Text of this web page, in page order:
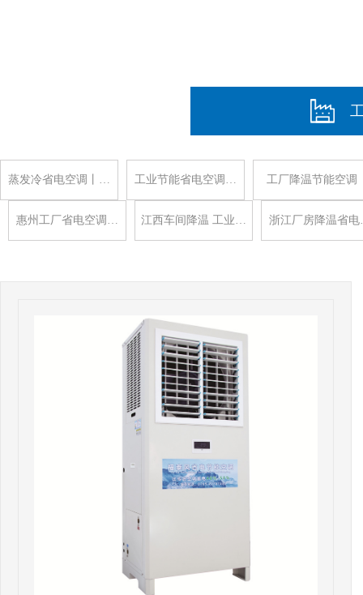
蒸发冷省电空调丨… 工业节能省电空调… 工厂降温节能空调
惠州工厂省电空调… 江西车间降温 工业… 浙江厂房降温省